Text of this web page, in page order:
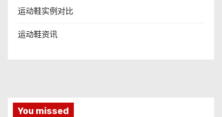
运动鞋实例对比
运动鞋资讯
You missed